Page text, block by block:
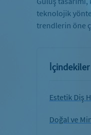
teknolojik
trendlerin öne
İçindekiler
Estetik Diş
Doğal ve